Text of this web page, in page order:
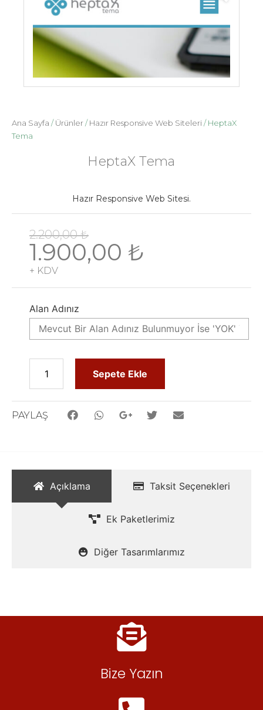
Ana Sayfa /Ürünler/Hazır Responsive Web Siteleri / HeptaX
Tema
HeptaX Tema
Hazır Responsive Web Sitesi.
2.200,00₺
1.900,00 ₺
+ KDV
Alan Adınız
Sepete Ekle
PAYLAŞ
Açıklama Taksit Seçenekleri
Ek Paketlerimiz
Diğer Tasarımlarımız
Bize Yazın